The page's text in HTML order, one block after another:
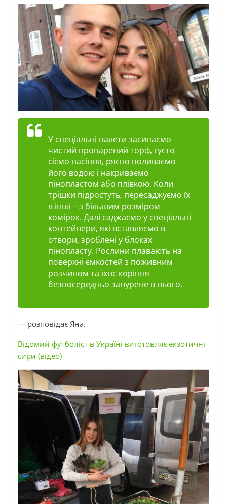
У спеціальні палети засипаємо
чистий пропарений торф, густо
сіємо насіння, рясно поливаємо
його водою і накриваємо
пінопластом або плівкою. Коли
трішки підростуть, пересаджуємо їх
в інші – з більшим розміром
комірок. Далі саджаємо у спеціальні
контейнери, які вставляємо в
отвори, зроблені у блоках
пінопласту. Рослини плавають на
поверхні ємкостей з поживним
розчином та їхнє коріння
безпосередньо занурене в нього.
— розповідає Яна.
Відомий футболіст в Україні виготовляє екзотичні
сири (відео)